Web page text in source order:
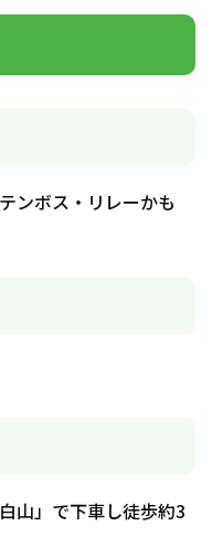
ンボス・リレーかも
山」で下車し徒歩約3